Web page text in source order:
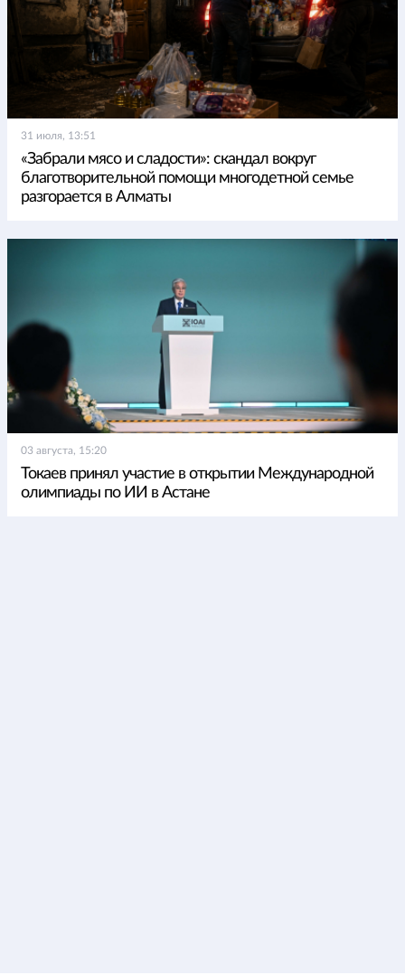
31 июля, 13:51
«Забрали мясо и сладости»: скандал вокруг
благотворительной помощи многодетной семье
разгорается в Алматы
03 августа, 15:20
Токаев принял участие в открытии Международной
олимпиады по ИИ в Астане